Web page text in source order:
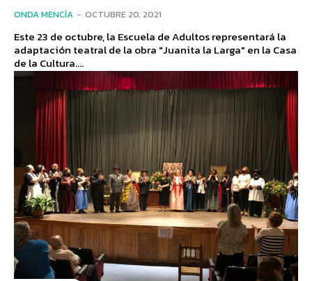
ONDA MENCÍA - OCTUBRE 20, 2021
Este 23 de octubre, la Escuela de Adultos representará la
adaptación teatral de la obra "Juanita la Larga" en la Casa
de la Cultura....